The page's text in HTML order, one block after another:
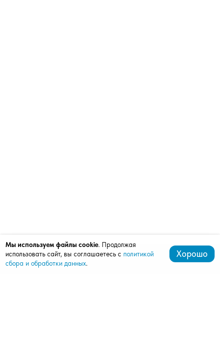
Мы используем файлы cookie. Продолжая
использовать сайт, вы соглашаетесь с политикой
сбора и обработки данных.
Хорошо